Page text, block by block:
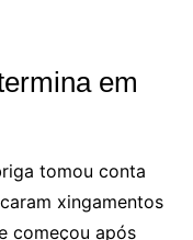
em
tomou conta
xingamentos
começou após